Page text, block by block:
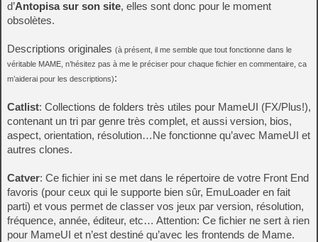
d’Antopisa sur son site, elles sont donc pour le moment
obsolètes.
Descriptions originales (à présent, il me semble que tout fonctionne dans le
véritable MAME, n’hésitez pas à me le préciser pour chaque fichier en commentaire, ca
m’aiderai pour les descriptions):
Catlist: Collections de folders très utiles pour MameUI (FX/Plus!),
contenant un tri par genre très complet, et aussi version, bios,
aspect, orientation, résolution…Ne fonctionne qu’avec MameUI et
autres clones.
Catver: Ce fichier ini se met dans le répertoire de votre Front End
favoris (pour ceux qui le supporte bien sûr, EmuLoader en fait
parti) et vous permet de classer vos jeux par version, résolution,
fréquence, année, éditeur, etc… Attention: Ce fichier ne sert à rien
pour MameUI et n’est destiné qu’avec les frontends de Mame.